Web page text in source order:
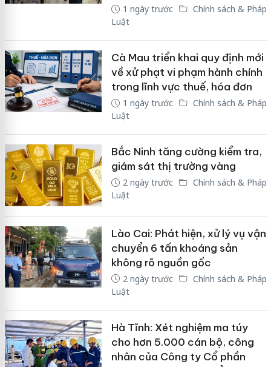
1 ngày trước
Chính sách & Pháp
Luật
Cà Mau triển khai quy định mới
về xử phạt vi phạm hành chính
trong lĩnh vực thuế, hóa đơn
1 ngày trước
Chính sách & Pháp
Luật
Bắc Ninh tăng cường kiểm tra,
giám sát thị trường vàng
2 ngày trước
Chính sách & Pháp
Luật
Lào Cai: Phát hiện, xử lý vụ vận
chuyển 6 tấn khoáng sản
không rõ nguồn gốc
2 ngày trước
Chính sách & Pháp
Luật
Hà Tĩnh: Xét nghiệm ma túy
cho hơn 5.000 cán bộ, công
nhân của Công ty Cổ phần